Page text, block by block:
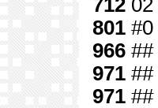
712 02
801 #0
966 ##
971 ##
971 ##